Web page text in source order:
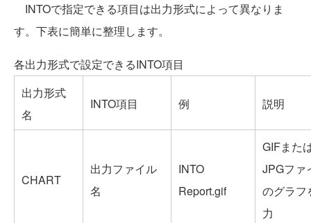
INTOで指定できる項目は出力形式によって異なりま
す。下表に簡単に整理します。
各出力形式で設定できるINTO項目
出力形式
名
INTO項目 例 説明
CHART
出力ファイル
名
INTO
Report.gif
GIFまた
JPGファ
のグラフ
力